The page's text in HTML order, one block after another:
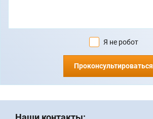
Я не робот
Проконсультироваться